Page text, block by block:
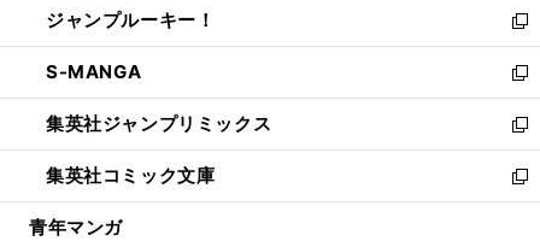
く
で
開
く
ド
ウ
で
開
く
ィ
ン
ド
ウ
で
開
く
い
ウ
ィ
ン
ド
ウ
で
開
ジャンプルーキー！
新
し
い
ウ
ィ
ン
ド
ウ
S-MANGA
新
し
い
ウ
ィ
ン
集英社ジャンプリミックス
新
し
い
ウ
集英社コミック文庫
新
し
青年マンガ